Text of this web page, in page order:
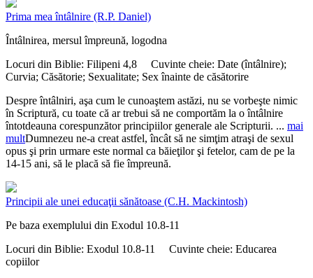
Prima mea întâlnire (R.P. Daniel)
Întâlnirea, mersul împreună, logodna
Locuri din Biblie: Filipeni 4,8 Cuvinte cheie: Date (întâlnire);
Curvia; Căsătorie; Sexualitate; Sex înainte de căsătorire
Despre întâlniri, aşa cum le cunoaştem astăzi, nu se vorbeşte nimic
în Scriptură, cu toate că ar trebui să ne comportăm la o întâlnire
întotdeauna corespunzător principiilor generale ale Scripturii. ... mai
multDumnezeu ne-a creat astfel, încât să ne simţim atraşi de sexul
opus şi prin urmare este normal ca băieţilor şi fetelor, cam de pe la
14-15 ani, să le placă să fie împreună.
Principii ale unei educaţii sănătoase (C.H. Mackintosh)
Pe baza exemplului din Exodul 10.8-11
Locuri din Biblie: Exodul 10.8-11 Cuvinte cheie: Educarea
copiilor